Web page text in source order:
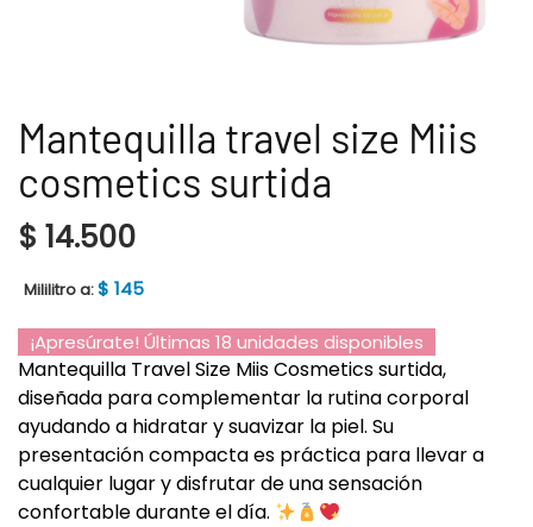
Mantequilla travel size Miis
cosmetics surtida
$ 14.500
Mililitro a:$ 145
¡Apresúrate! Últimas 18 unidades disponibles
Mantequilla Travel Size Miis Cosmetics surtida,
diseñada para complementar la rutina corporal
ayudando a hidratar y suavizar la piel. Su
presentación compacta es práctica para llevar a
cualquier lugar y disfrutar de una sensación
confortable durante el día.